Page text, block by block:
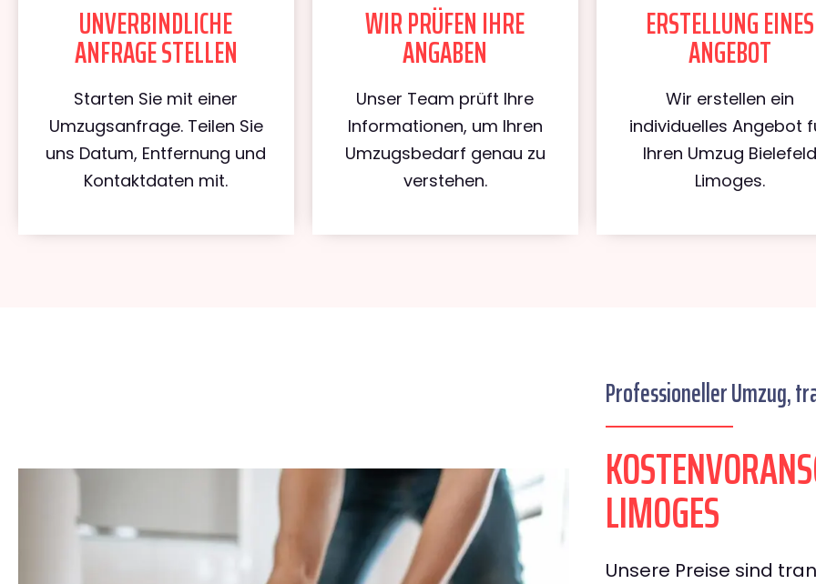
UNVERBINDLICHE
ANFRAGE STELLEN
Starten Sie mit einer
Umzugsanfrage. Teilen Sie
uns Datum, Entfernung und
Kontaktdaten mit.
WIR PRÜFEN IHRE
ANGABEN
Unser Team prüft Ihre
Informationen, um Ihren
Umzugsbedarf genau zu
verstehen.
ERSTELLUNG EINES
ANGEBOT
Wir erstellen ein
individuelles Angebot
Ihren Umzug Bielefeld
Limoges.
Professioneller Umzug,
LIMOGES
Unsere Preise sind